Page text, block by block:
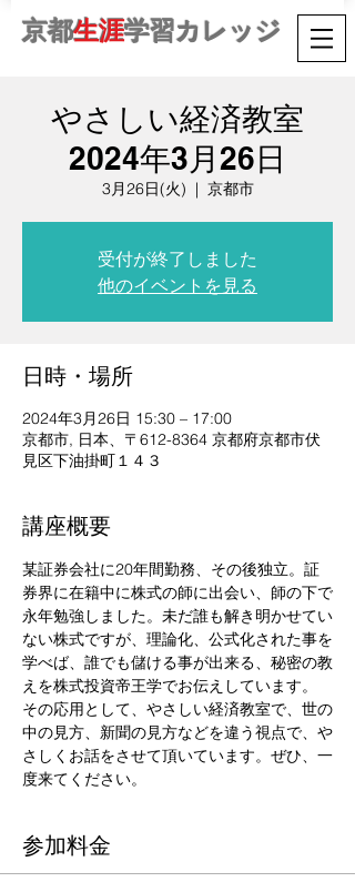
京都生涯学習カレッジ
やさしい経済教室
2024年3月26日
3月26日(火)
  |
京都市
受付が終了しました
他のイベントを見る
日時・場所
2024年3月26日 15:30 – 17:00
京都市, 日本、〒612-8364 京都府京都市伏
見区下油掛町１４３
講座概要
某証券会社に20年間勤務、その後独立。証
券界に在籍中に株式の師に出会い、師の下で
永年勉強しました。未だ誰も解き明かせてい
ない株式ですが、理論化、公式化された事を
学べば、誰でも儲ける事が出来る、秘密の教
えを株式投資帝王学でお伝えしています。
その応用として、やさしい経済教室で、世の
中の見方、新聞の見方などを違う視点で、や
さしくお話をさせて頂いています。ぜひ、一
度来てください。
参加料金